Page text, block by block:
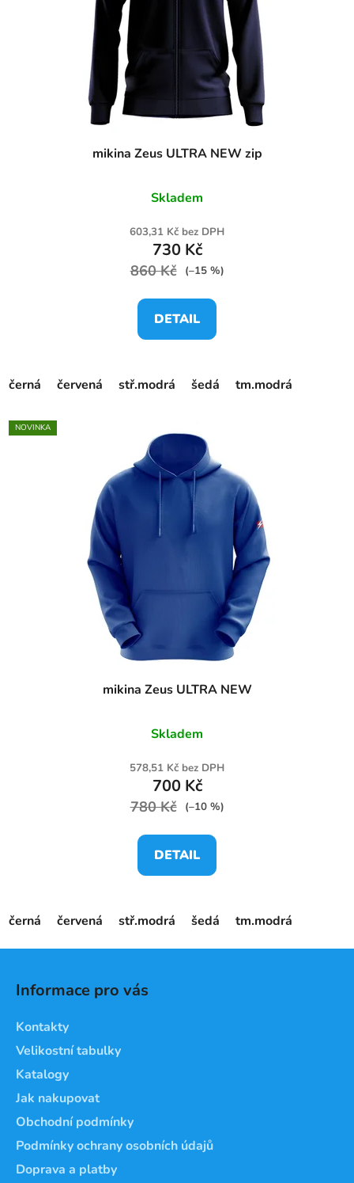
mikina Zeus ULTRA NEW zip
Skladem
603,31 Kč bez DPH
730 Kč
860 Kč (–15 %)
DETAIL
černá červená stř.modrá šedá tm.modrá
NOVINKA
mikina Zeus ULTRA NEW
Skladem
578,51 Kč bez DPH
700 Kč
780 Kč (–10 %)
DETAIL
černá červená stř.modrá šedá tm.modrá
Informace pro vás
Kontakty
Velikostní tabulky
Katalogy
Jak nakupovat
Obchodní podmínky
Podmínky ochrany osobních údajů
Doprava a platby